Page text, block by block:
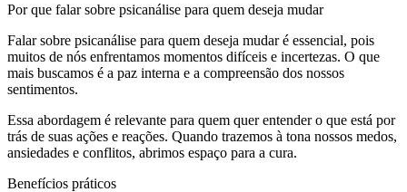
Por que falar sobre psicanálise para quem deseja mudar
Falar sobre psicanálise para quem deseja mudar é essencial, pois
muitos de nós enfrentamos momentos difíceis e incertezas. O que
mais buscamos é a paz interna e a compreensão dos nossos
sentimentos.
Essa abordagem é relevante para quem quer entender o que está por
trás de suas ações e reações. Quando trazemos à tona nossos medos,
ansiedades e conflitos, abrimos espaço para a cura.
Benefícios práticos